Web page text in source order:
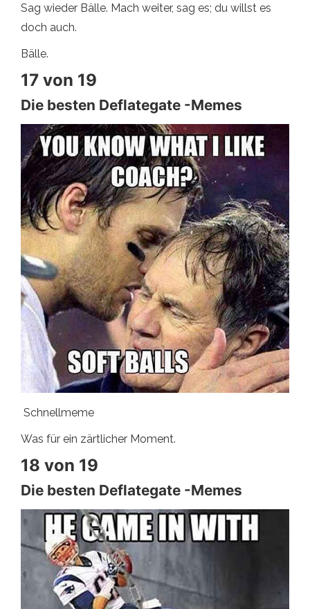
Sag wieder Bälle. Mach weiter, sag es; du willst es
doch auch.
Bälle.
17 von 19
Die besten Deflategate -Memes
Schnellmeme
Was für ein zärtlicher Moment.
18 von 19
Die besten Deflategate -Memes